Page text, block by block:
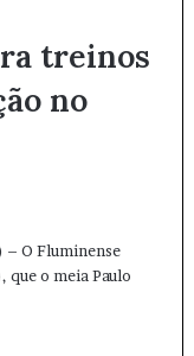
treinos
no
– O Fluminense
o meia Paulo